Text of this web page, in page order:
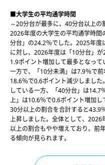
■大学生の平均通学時間
～20分台が最多に、40分台以上の
2026年度の大学生の平均通学時
分台」の24.2％でした。2025年
に対し、2026年度は「10分台」
1.9ポイント増加して最多となって
一方で、「10分未満」は7.9％で
18.6％で0.6ポイント減少しまし
している一方、「40分台」は14.7
上」は10.6％で0.6ポイント増加し
30分以上の割合を合計すると43.9
上昇しました。全体として、
以上の割合もやや増えており、前
る傾向が見られます。